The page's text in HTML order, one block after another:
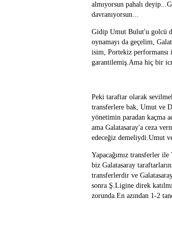
almıyorsun pahalı
davranıyorsun...
Gidip Umut Bulut'u golcü
oynamayı da geçelim,
isim, Portekiz performansı
garantilemiş.Ama hiç bir
Peki taraftar olarak
transferlere bak, Umut ve
yönetimin paradan kaçma
ama Galatasaray'a ceza
edeceğiz demeliydi.Umut
Yapacağımız transferler
biz Galatasaray
transferlerdir ve
sonra Ş.Ligine direk
zorunda.En azından 1-2